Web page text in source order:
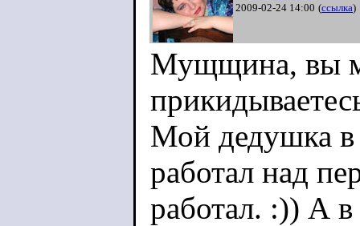
2009-02-24 14:00 (ссылка)
Мущщина, вы
Мой дедушка в
работал над
работал. :)) А